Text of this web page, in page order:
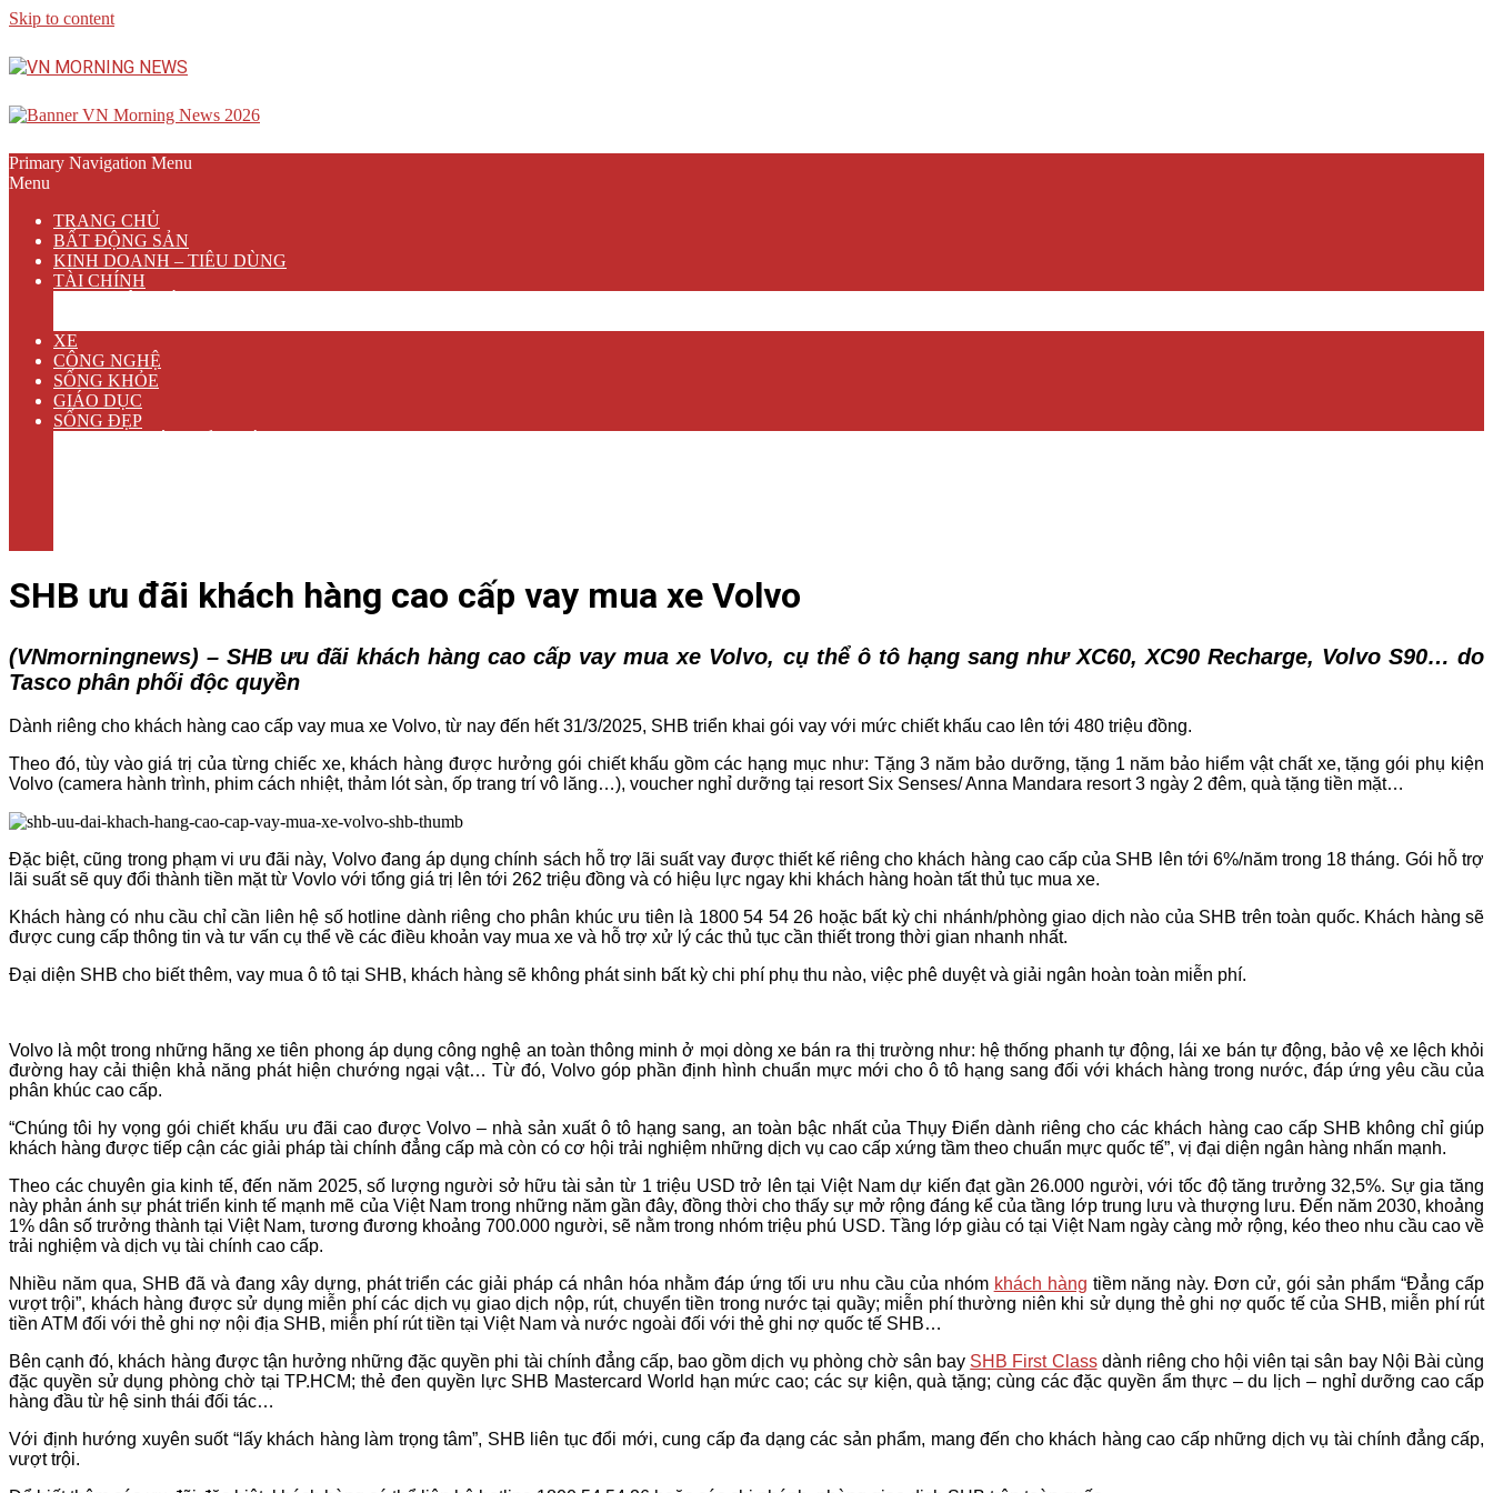
Skip to content
Primary Navigation Menu
Menu
TRANG CHỦ
BẤT ĐỘNG SẢN
KINH DOANH – TIÊU DÙNG
TÀI CHÍNH
XE
CÔNG NGHỆ
SỐNG KHỎE
GIÁO DỤC
SỐNG ĐẸP
SHB ưu đãi khách hàng cao cấp vay mua xe Volvo
(VNmorningnews) –SHB ưu đãi khách hàng cao cấp vay mua xe Volvo, cụ thể ô tô hạng sang như XC60, XC90 Recharge, Volvo S90… do
Tasco phân phối độc quyền
Dành riêng cho khách hàng cao cấp vay mua xe Volvo, từ nay đến hết 31/3/2025, SHB triển khai gói vay với mức chiết khấu cao lên tới 480 triệu đồng.
Theo đó, tùy vào giá trị của từng chiếc xe, khách hàng được hưởng gói chiết khấu gồm các hạng mục như: Tặng 3 năm bảo dưỡng, tặng 1 năm bảo hiểm vật chất xe, tặng gói phụ kiện
Volvo (camera hành trình, phim cách nhiệt, thảm lót sàn, ốp trang trí vô lăng…), voucher nghỉ dưỡng tại resort Six Senses/ Anna Mandara resort 3 ngày 2 đêm, quà tặng tiền mặt…
Đặc biệt, cũng trong phạm vi ưu đãi này, Volvo đang áp dụng chính sách hỗ trợ lãi suất vay được thiết kế riêng cho khách hàng cao cấp của SHB lên tới 6%/năm trong 18 tháng. Gói hỗ trợ
lãi suất sẽ quy đổi thành tiền mặt từ Vovlo với tổng giá trị lên tới 262 triệu đồng và có hiệu lực ngay khi khách hàng hoàn tất thủ tục mua xe.
Khách hàng có nhu cầu chỉ cần liên hệ số hotline dành riêng cho phân khúc ưu tiên là 1800 54 54 26 hoặc bất kỳ chi nhánh/phòng giao dịch nào của SHB trên toàn quốc. Khách hàng sẽ
được cung cấp thông tin và tư vấn cụ thể về các điều khoản vay mua xe và hỗ trợ xử lý các thủ tục cần thiết trong thời gian nhanh nhất.
Đại diện SHB cho biết thêm, vay mua ô tô tại SHB, khách hàng sẽ không phát sinh bất kỳ chi phí phụ thu nào, việc phê duyệt và giải ngân hoàn toàn miễn phí.
Volvo là một trong những hãng xe tiên phong áp dụng công nghệ an toàn thông minh ở mọi dòng xe bán ra thị trường như: hệ thống phanh tự động, lái xe bán tự động, bảo vệ xe lệch khỏi
đường hay cải thiện khả năng phát hiện chướng ngại vật… Từ đó, Volvo góp phần định hình chuẩn mực mới cho ô tô hạng sang đối với khách hàng trong nước, đáp ứng yêu cầu của
phân khúc cao cấp.
“Chúng tôi hy vọng gói chiết khấu ưu đãi cao được Volvo – nhà sản xuất ô tô hạng sang, an toàn bậc nhất của Thụy Điển dành riêng cho các khách hàng cao cấp SHB không chỉ giúp
khách hàng được tiếp cận các giải pháp tài chính đẳng cấp mà còn có cơ hội trải nghiệm những dịch vụ cao cấp xứng tầm theo chuẩn mực quốc tế”, vị đại diện ngân hàng nhấn mạnh.
Theo các chuyên gia kinh tế, đến năm 2025, số lượng người sở hữu tài sản từ 1 triệu USD trở lên tại Việt Nam dự kiến đạt gần 26.000 người, với tốc độ tăng trưởng 32,5%. Sự gia tăng
này phản ánh sự phát triển kinh tế mạnh mẽ của Việt Nam trong những năm gần đây, đồng thời cho thấy sự mở rộng đáng kể của tầng lớp trung lưu và thượng lưu. Đến năm 2030, khoảng
1% dân số trưởng thành tại Việt Nam, tương đương khoảng 700.000 người, sẽ nằm trong nhóm triệu phú USD. Tầng lớp giàu có tại Việt Nam ngày càng mở rộng, kéo theo nhu cầu cao về
trải nghiệm và dịch vụ tài chính cao cấp.
Nhiều năm qua, SHB đã và đang xây dựng, phát triển các giải pháp cá nhân hóa nhằm đáp ứng tối ưu nhu cầu của nhóm khách hàng tiềm năng này. Đơn cử, gói sản phẩm “Đẳng cấp
vượt trội”, khách hàng được sử dụng miễn phí các dịch vụ giao dịch nộp, rút, chuyển tiền trong nước tại quầy; miễn phí thường niên khi sử dụng thẻ ghi nợ quốc tế của SHB, miễn phí rút
tiền ATM đối với thẻ ghi nợ nội địa SHB, miễn phí rút tiền tại Việt Nam và nước ngoài đối với thẻ ghi nợ quốc tế SHB…
Bên cạnh đó, khách hàng được tận hưởng những đặc quyền phi tài chính đẳng cấp, bao gồm dịch vụ phòng chờ sân bay SHB First Classdành riêng cho hội viên tại sân bay Nội Bài cùng
đặc quyền sử dụng phòng chờ tại TP.HCM; thẻ đen quyền lực SHB Mastercard World hạn mức cao; các sự kiện, quà tặng; cùng các đặc quyền ẩm thực – du lịch – nghỉ dưỡng cao cấp
hàng đầu từ hệ sinh thái đối tác…
Với định hướng xuyên suốt “lấy khách hàng làm trọng tâm”, SHB liên tục đổi mới, cung cấp đa dạng các sản phẩm, mang đến cho khách hàng cao cấp những dịch vụ tài chính đẳng cấp,
vượt trội.